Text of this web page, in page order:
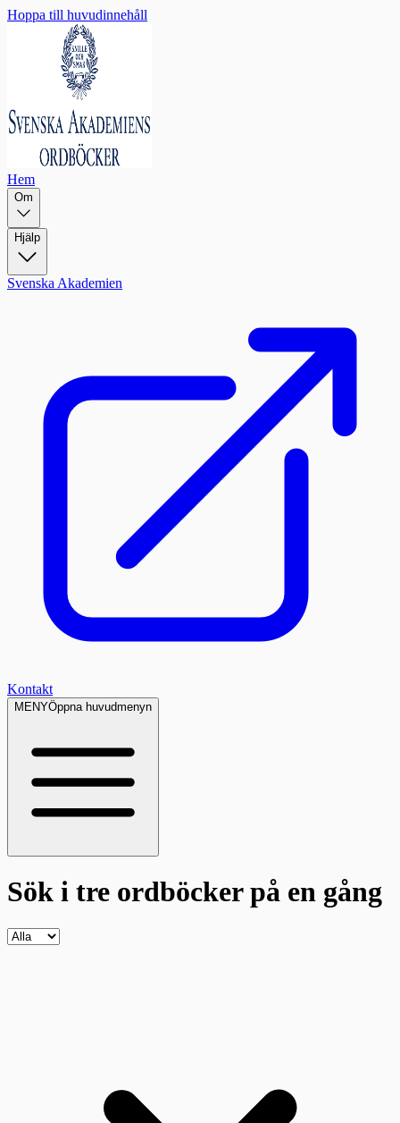
Hoppa till huvudinnehåll
Hem
Om
Hjälp
Svenska Akademien
Kontakt
MENYÖppna huvudmenyn
Sök i tre ordböckerpå en gång